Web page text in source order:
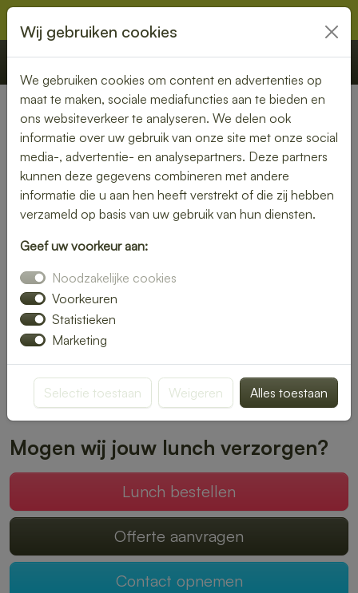
€ 0,00 Offerte Bestellen
Nederland» Stoutenburg Noord
Lunch bezorgen in
Stoutenburg Noord – vers en
snel bij jou thuis of op
kantoor
Geen tijd om zelf een lunch te maken? Laat je lunch
bezorgen in Stoutenburg Noord en geniet van verse,
smaakvolle gerechten. Of je nu kiest voor een rijk belegd
broodje, een frisse salade of een warme maaltijd – wij
bezorgen het bij jou op locatie.
Plaats je bestelling online en geniet zonder zorgen van een
Mogen wij jouw lunch verzorgen?
Lunch bestellen
Offerte aanvragen
Contact opnemen
Wij gebruiken cookies
We gebruiken cookies om content en advertenties op
maat te maken, sociale mediafuncties aan te bieden en
ons websiteverkeer te analyseren. We delen ook
informatie over uw gebruik van onze site met onze social
media-, advertentie- en analysepartners. Deze partners
kunnen deze gegevens combineren met andere
informatie die u aan hen heeft verstrekt of die zij hebben
verzameld op basis van uw gebruik van hun diensten.
Geef uw voorkeur aan:
Noodzakelijke cookies
Voorkeuren
Statistieken
Marketing
Selectie toestaan Weigeren Alles toestaan